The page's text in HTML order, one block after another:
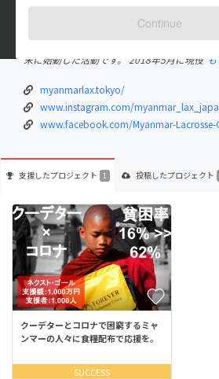
Continue
出身国：未設定
ミャンマーラクロスクリニックは「未開の
し、慶應大学女子ラクロス部を2015年春に
末に始動した活動です。 2018年5月に現役
myanmarlax.tokyo/
www.instagram.com/
www.facebook.com/Myanmar-Lacrosse-
支援したプロジェクト 1 投稿したプロジェクト
クーデターとコロナで困窮するミャ
ンマーの人々に食糧配布で応援を。
SUCCESS